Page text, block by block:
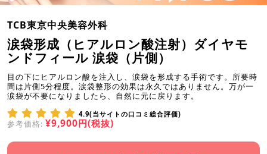
TCB東京中央美容外科
涙袋形成（ヒアルロン酸注射）ダイヤモ
ンドフィール 涙袋（片側）
目の下にヒアルロン酸を注入し、涙袋を形成する手術です。所要時
間は片側5分程度。涙袋整形の効果は永久ではありません。万が一
涙袋が不要になりましたら、自然に元に戻ります。
4.9(当サイトの口コミ総合評価)
参考価格: ¥9,900円(税抜)